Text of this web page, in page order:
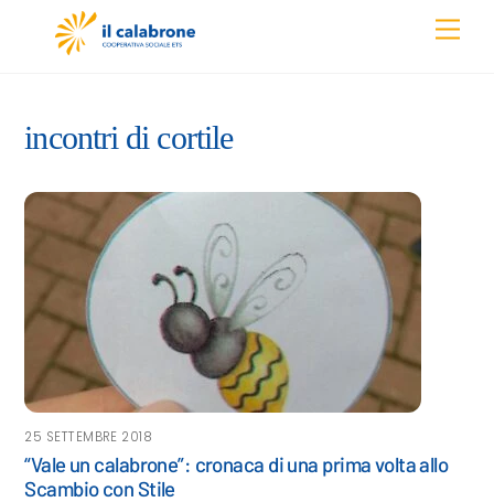
incontri di cortile
25 SETTEMBRE 2018
“Vale un calabrone”: cronaca di una prima volta allo
Scambio con Stile